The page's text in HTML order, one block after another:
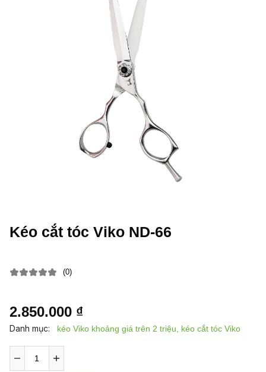
Kéo cắt tóc Viko ND-66
(0)
2.850.000 ₫
Danh mục: kéo Viko khoảng giá trên 2 triệu, kéo cắt tóc Viko